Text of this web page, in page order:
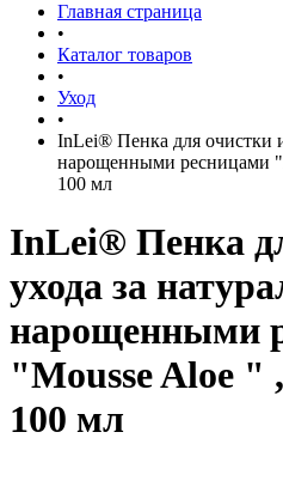
Главная страница
•
Каталог товаров
•
Уход
•
InLei® Пенка для очистки
нарощенными ресницами
100 мл
InLei® Пенка
ухода за
нарощенными
"Mousse Aloe "
100 мл